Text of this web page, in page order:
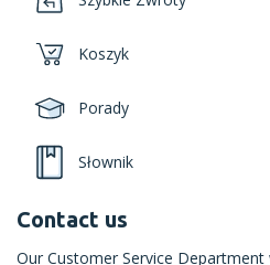
Koszyk
Porady
Słownik
Contact us
Our Customer Service